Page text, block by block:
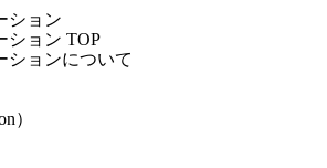
ション
ション TOP
ションについて
）